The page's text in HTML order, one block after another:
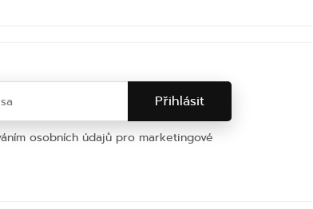
osobních údajů pro marketingové